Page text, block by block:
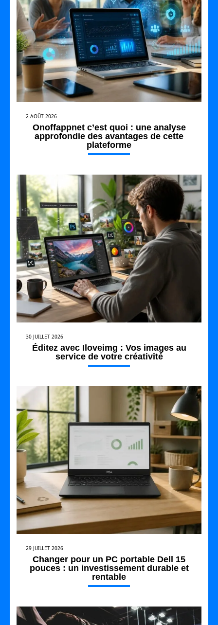
2 AOÛT 2026
Onoffappnet c’est quoi : une analyse
approfondie des avantages de cette
plateforme
30 JUILLET 2026
Éditez avec Iloveimg : Vos images au
service de votre créativité
29 JUILLET 2026
Changer pour un PC portable Dell 15
pouces : un investissement durable et
rentable